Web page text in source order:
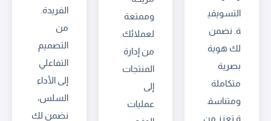
التسويقي
ة. نضمن
لك هوية
بصرية
متكاملة
ومتناسق
ة تعزز من
وممتعة
لعملائك.
من إدارة
المنتجات
إلى
عمليات
الفريدة.
من
التصميم
التفاعلي
إلى الأداء
السلس،
نضمن لك